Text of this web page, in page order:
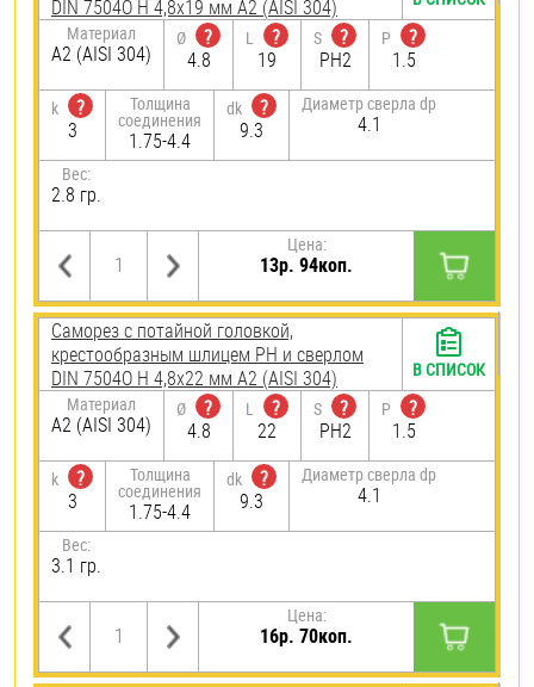
DIN 7504O H 4,8х19 мм А2 (AISI 304)
Материал
А2 (AISI 304)
Ø
?
4.8
L
?
19
S
?
PH2
P
?
1.5
k
?
3
Толщина
соединения
1.75-4.4
dk
?
9.3
Диаметр сверла dp
4.1
Вес:
2.8 гр.
Цена:
13р. 94коп.
Саморез с потайной головкой,
крестообразным шлицем PH и сверлом
DIN 7504O H 4,8х22 мм А2 (AISI 304)
Материал
А2 (AISI 304)
Ø
?
4.8
L
?
22
S
?
PH2
P
?
1.5
k
?
3
Толщина
соединения
1.75-4.4
dk
?
9.3
Диаметр сверла dp
4.1
Вес:
3.1 гр.
Цена:
16р. 70коп.
В СПИСОК